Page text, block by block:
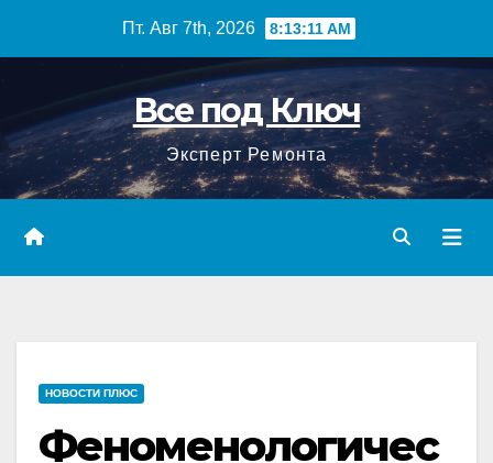
Пт. Авг 7th, 2026 8:13:12 AM
Все под Ключ
Эксперт Ремонта
НОВОСТИ ПЛЮС
Феноменологичес